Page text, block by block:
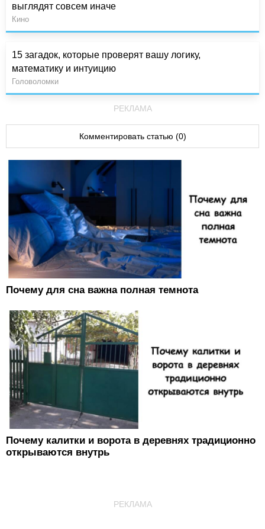
выглядят совсем иначе
Кино
15 загадок, которые проверят вашу логику,
математику и интуицию
Головоломки
РЕКЛАМА
Комментировать статью (0)
Почему для сна важна полная темнота
Почему калитки и ворота в деревнях традиционно
открываются внутрь
РЕКЛАМА